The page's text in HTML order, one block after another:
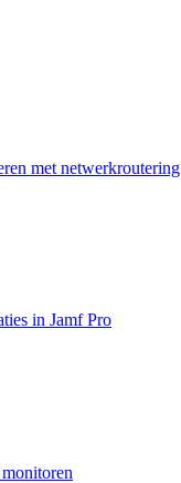
met netwerkroutering
in Jamf Pro